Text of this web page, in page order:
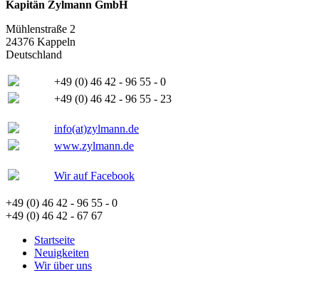
Kapitän Zylmann GmbH
Mühlenstraße 2
24376 Kappeln
Deutschland
+49 (0) 46 42 - 96 55 - 0
+49 (0) 46 42 - 96 55 - 23
info(at)zylmann.de
www.zylmann.de
Wir auf Facebook
+49 (0) 46 42 - 96 55 - 0
+49 (0) 46 42 - 67 67
Startseite
Neuigkeiten
Wir über uns